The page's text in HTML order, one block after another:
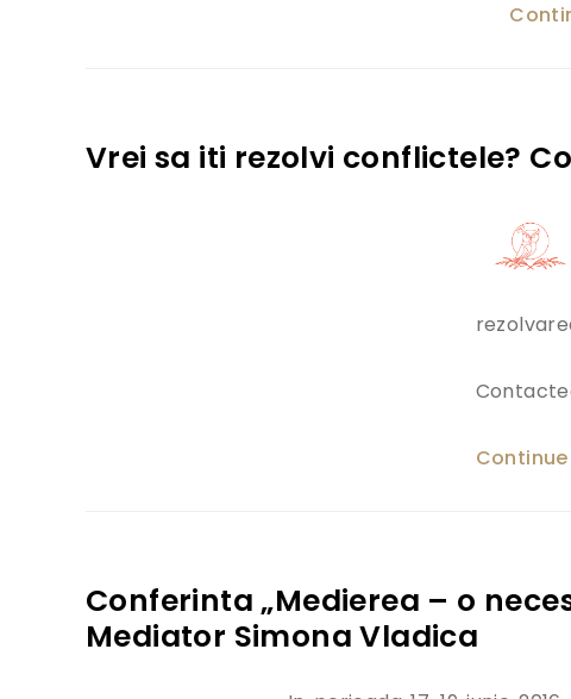
Vrei sa iti rezolvi conflictele?
Conferinta „Medierea – o
Mediator Simona Vladica